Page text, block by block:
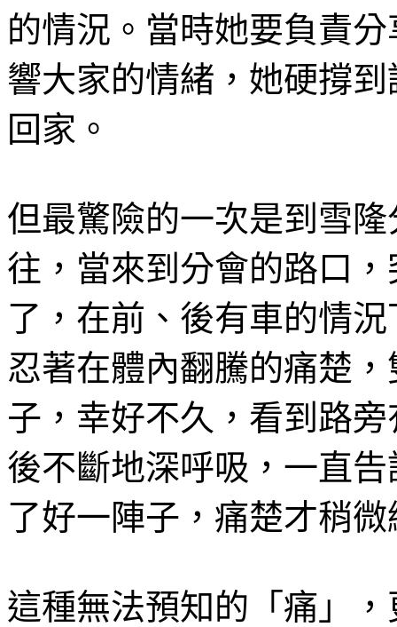
的情況。當時她要負責
響大家的情緒，她硬撐
回家。
但最驚險的一次是到雪
往，當來到分會的路口
了，在前、後有車的情
忍著在體內翻騰的痛楚
子，幸好不久，看到路
後不斷地深呼吸，一直
了好一陣子，痛楚才稍
這種無法預知的「痛」